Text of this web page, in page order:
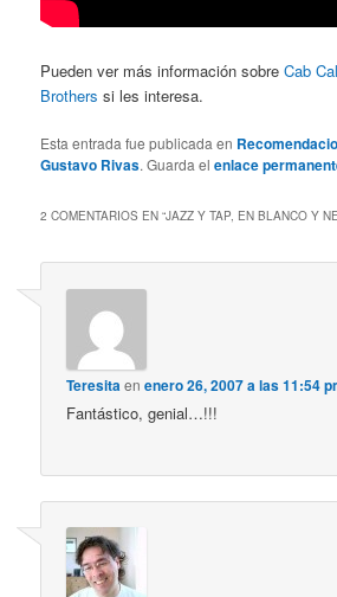
Pueden ver más información sobreCab
Brothers si les interesa.
Esta entrada fue publicada en
Gustavo Rivas. Guarda elenlace
2 COMENTARIOS EN “JAZZ Y TAP, EN BLANCO Y
Teresita enenero 26, 2007 a las 11:54
Fantástico, genial…!!!